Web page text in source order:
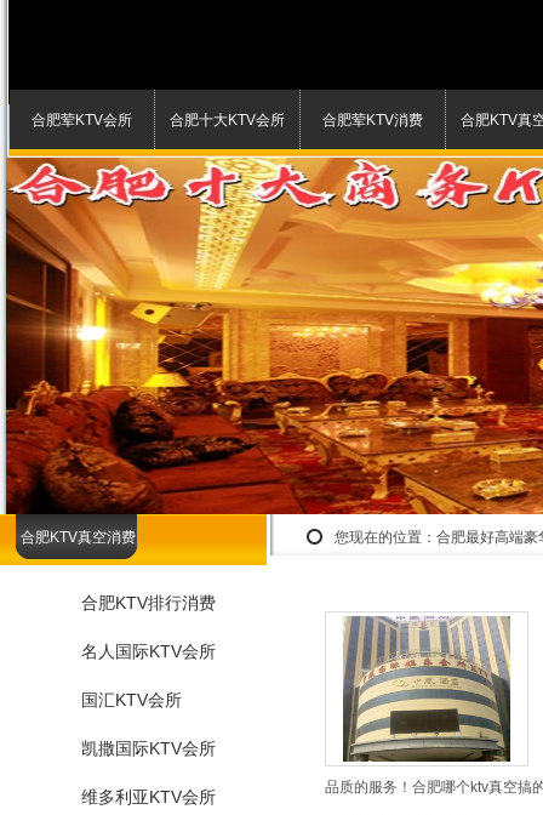
合肥荤KTV会所 合肥十大KTV会所 合肥荤KTV消费 合肥KTV真
您现在的位置： 合肥最好高端豪
合肥KTV真空消费
合肥KTV排行消费
名人国际KTV会所
国汇KTV会所
凯撒国际KTV会所
维多利亚KTV会所 品质的服务！合肥哪个ktv真空搞